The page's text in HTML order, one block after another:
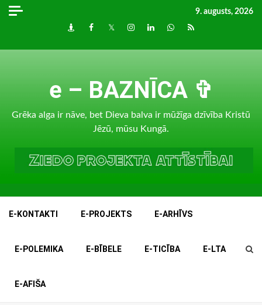
Skip
9. augusts, 2026
DraugiemFacebook
TwitterInstagram
LinkedInwhatsapp
RSS
e – BAZNĪCA ✞
Grēka alga ir nāve, bet Dieva balva ir mūžīga dzīvība Kristū
Jēzū, mūsu Kungā.
E-KONTAKTI E-PROJEKTS E-ARHĪVS
E-POLEMIKA E-BĪBELE E-TICĪBA E-LTA
E-AFIŠA